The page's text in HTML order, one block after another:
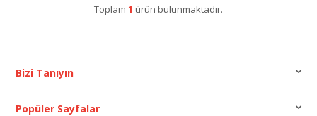
Toplam 1 ürün bulunmaktadır.
Bizi Tanıyın
Popüler Sayfalar